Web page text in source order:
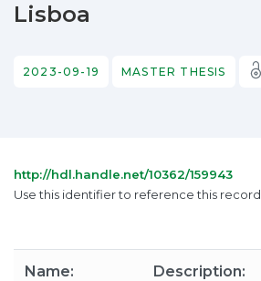
Lisboa
2023-09-19 MASTER THESIS
http://hdl.handle.net/10362/159943
Use this identifier to reference this record.
Name: Description: